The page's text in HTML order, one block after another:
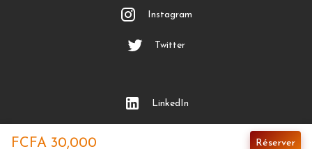
FCFA 30,000 Réserver
Instagram
Twitter
LinkedIn